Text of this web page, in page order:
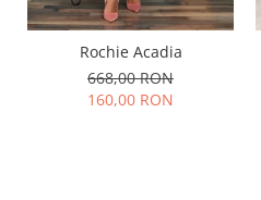
Rochie Acadia
668,00 RON
160,00 RON